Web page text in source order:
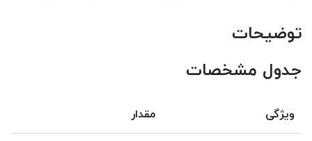
توضیحات
جدول مشخصات
ویژگی مقدار